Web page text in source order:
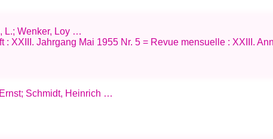
L.; Wenker, Loy …
: XXIII. Jahrgang Mai 1955 Nr. 5 = Revue mensuelle : XXIII.
Schmidt, Heinrich …